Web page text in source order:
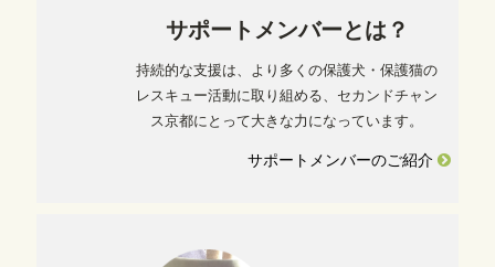
サポートメンバーとは？
持続的な支援は、より多くの保護犬・保護猫の
レスキュー活動に取り組める、セカンドチャン
ス京都にとって大きな力になっています。
サポートメンバーのご紹介